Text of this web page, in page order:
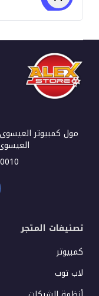
مول كمبيوتر
تصنيفات المتجر
كمبيوتر
لاب توب